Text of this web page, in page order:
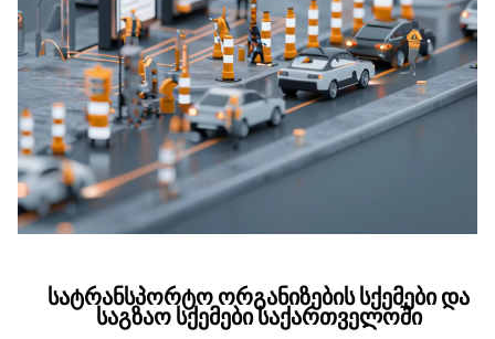
სატრანსპორტო ორგანიზების სქემები და
საგზაო სქემები საქართველოში